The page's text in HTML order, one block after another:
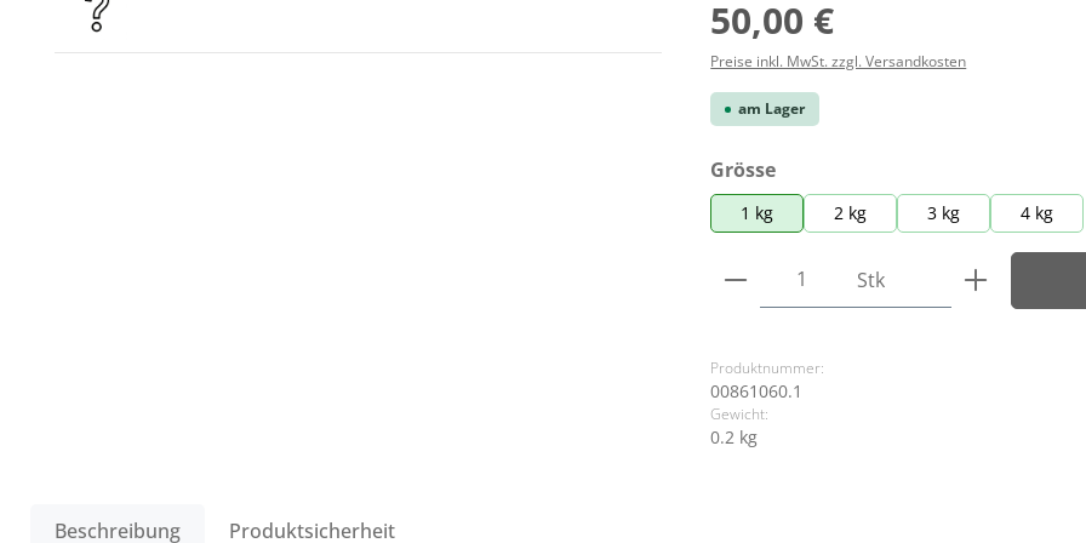
50,00 €
Preise inkl. MwSt. zzgl. Versandkosten
am Lager
Grösseauswählen
1 kg 2 kg 3 kg 4 kg
Produkt Anzahl: Gib den
Stk
Produktnummer:
00861060.1
Gewicht:
0.2 kg
Beschreibung Produktsicherheit